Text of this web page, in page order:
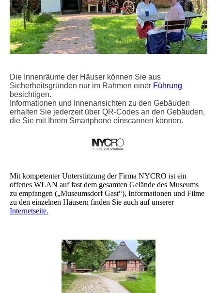
Die Innenräume der Häuser können Sie aus
Sicherheitsgründen nur im Rahmen einer Führung
besichtigen.
Informationen und Innenansichten zu den Gebäuden
erhalten Sie jederzeit über QR-Codes an den Gebäuden,
die Sie mit Ihrem Smartphone einscannen können.
Mit kompetenter Unterstützung der Firma NYCRO ist ein
offenes WLAN auf fast dem gesamten Gelände des Museums
zu empfangen („Museumsdorf Gast“), Informationen und Filme
zu den einzelnen Häusern finden Sie auch auf unserer
Internetseite.